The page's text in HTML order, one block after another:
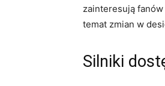
zainteresują
temat ‌zmian w
Silniki